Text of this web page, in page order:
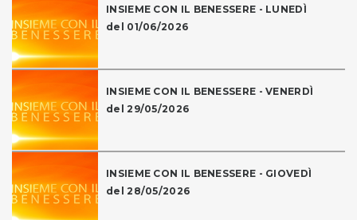
INSIEME CON IL BENESSERE - LUNEDÌ
del 01/06/2026
INSIEME CON IL BENESSERE - VENERDÌ
del 29/05/2026
INSIEME CON IL BENESSERE - GIOVEDÌ
del 28/05/2026